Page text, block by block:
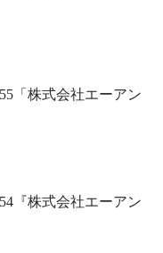
「株式会社エーアン
『株式会社エーアン